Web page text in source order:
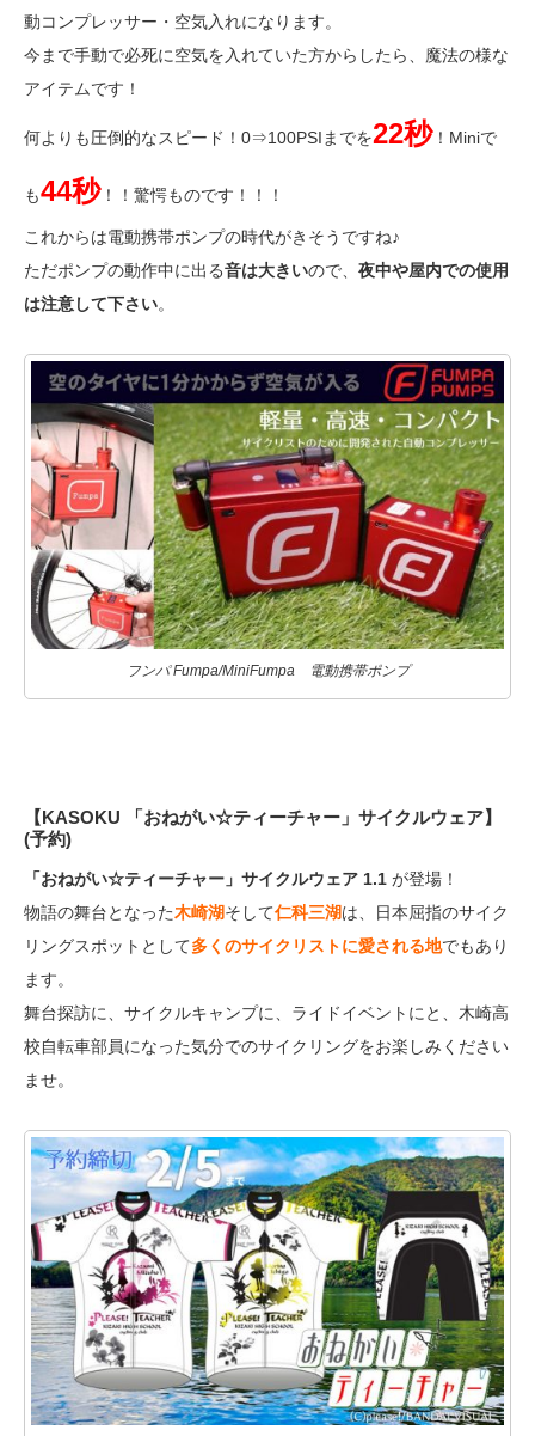
動コンプレッサー・空気入れになります。
今まで手動で必死に空気を入れていた方からしたら、魔法の様な
アイテムです！
何よりも圧倒的なスピード！0⇒100PSIまでを22秒！Miniで
も44秒！！驚愕ものです！！！
これからは電動携帯ポンプの時代がきそうですね♪
ただポンプの動作中に出る音は大きいので、 夜中や屋内での使用
は注意して下さい。
フンパ Fumpa/MiniFumpa 電動携帯ポンプ
【KASOKU 「おねがい☆ティーチャー」サイクルウェア】
(予約)
「おねがい☆ティーチャー」サイクルウェア 1.1 が登場！
物語の舞台となった木崎湖そして仁科三湖は、日本屈指のサイク
リングスポットとして多くのサイクリストに愛される地でもあり
ます。
舞台探訪に、サイクルキャンプに、ライドイベントにと、木崎高
校自転車部員になった気分でのサイクリングをお楽しみください
ませ。